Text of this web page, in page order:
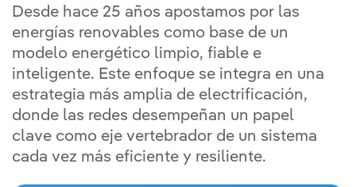
Desde hace 25 años apostamos por las
energías renovables como base de un
modelo energético limpio, fiable e
inteligente. Este enfoque se integra en una
estrategia más amplia de electrificación,
donde las redes desempeñan un papel
clave como eje vertebrador de un sistema
cada vez más eficiente y resiliente.